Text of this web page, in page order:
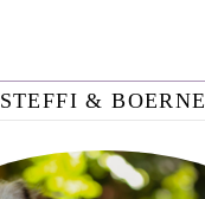
STEFFI & BOERNE